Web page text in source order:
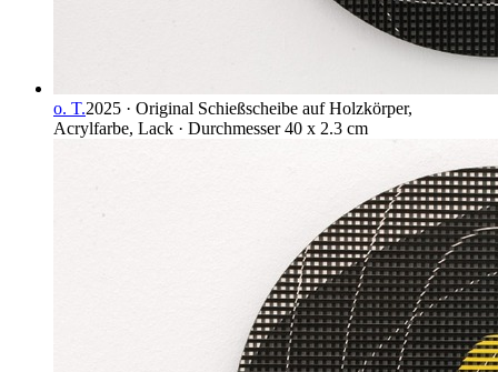
o. T.2025 · Original Schießscheibe auf Holzkörper,
Acrylfarbe, Lack · Durchmesser 40 x 2.3 cm